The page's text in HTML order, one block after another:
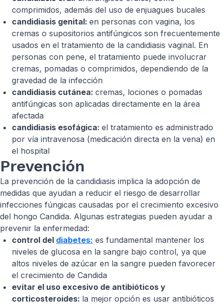
comprimidos, además del uso de enjuagues bucales
candidiasis genital: en personas con vagina, los
cremas o supositorios antifúngicos son frecuentemente
usados en el tratamiento de la candidiasis vaginal. En
personas con pene, el tratamiento puede involucrar
cremas, pomadas o comprimidos, dependiendo de la
gravedad de la infección
candidiasis cutánea: cremas, lociones o pomadas
antifúngicas son aplicadas directamente en la área
afectada
candidiasis esofágica: el tratamiento es administrado
por vía intravenosa (medicación directa en la vena) en
el hospital
Prevención
La prevención de la candidiasis implica la adopción de
medidas que ayudan a reducir el riesgo de desarrollar
infecciones fúngicas causadas por el crecimiento excesivo
del hongo Candida. Algunas estrategias pueden ayudar a
prevenir la enfermedad:
control del diabetes: es fundamental mantener los
niveles de glucosa en la sangre bajo control, ya que
altos niveles de azúcar en la sangre pueden favorecer
el crecimiento de Candida
evitar el uso excesivo de antibióticos y
corticosteroides: la mejor opción es usar antibióticos